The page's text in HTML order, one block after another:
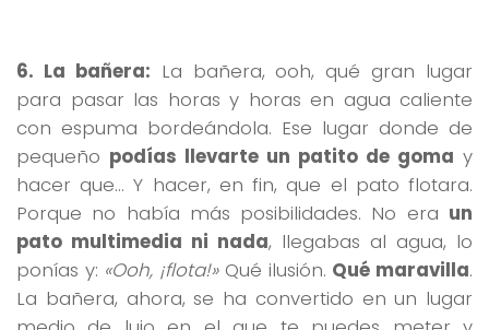
6. La bañera: La bañera, ooh, qué gran lugar
para pasar las horas y horas en agua caliente
con espuma bordeándola. Ese lugar donde de
pequeño podías llevarte un patito de goma y
hacer que… Y hacer, en fin, que el pato flotara.
Porque no había más posibilidades. No era un
pato multimedia ni nada, llegabas al agua, lo
ponías y: «Ooh, ¡flota!»Qué ilusión. Qué maravilla.
La bañera, ahora, se ha convertido en un lugar